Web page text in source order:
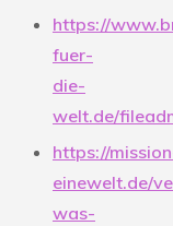
https://
fuer-
die-
welt.de/
https://
einewelt.de/
was-